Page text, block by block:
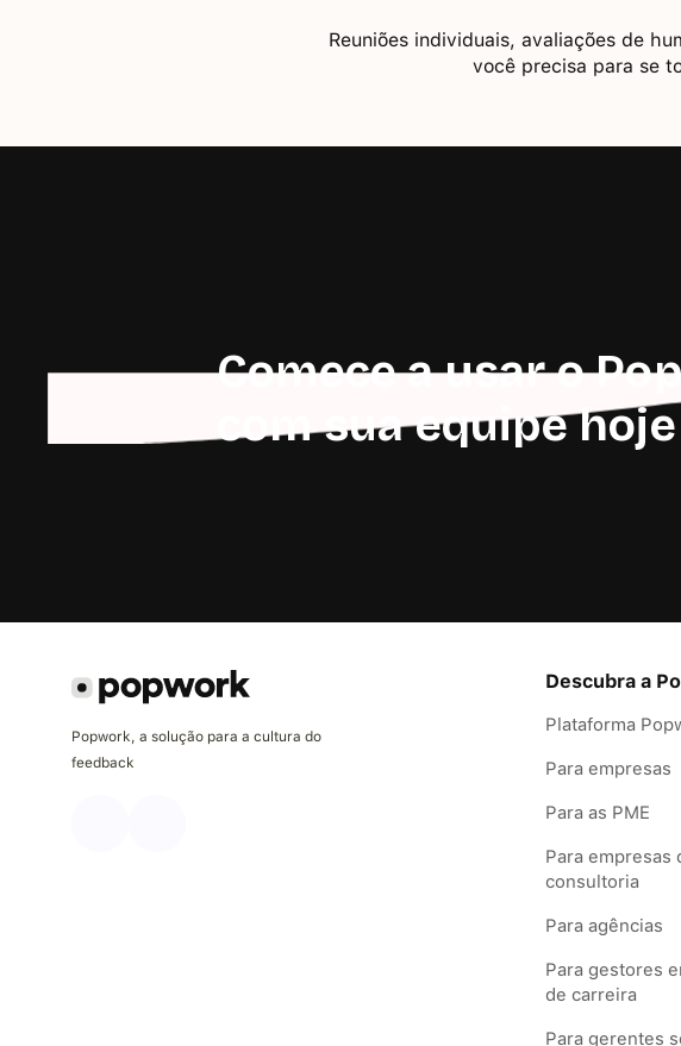
Reuniões individuais, avaliações de
você precisa para se
Comece a usar o
com sua equipe
Popwork, a solução para a cultura do
feedback
Descubra a
Plataforma
Para empresas
Para as PME
Para empresas
consultoria
Para agências
Para gestores
de carreira
Para gerentes